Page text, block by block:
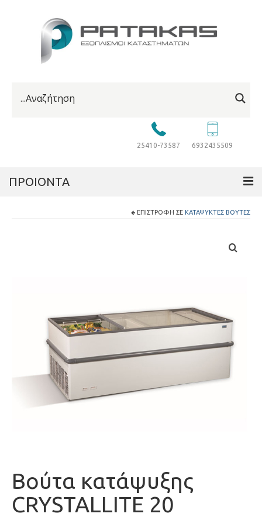
25410-73587 6932435509
ΠΡΟΙΟΝΤΑ
ΕΠΙΣΤΡΟΦΉ ΣΕ ΚΑΤΑΨΎΚΤΕΣ ΒΟΎΤΕΣ
Βούτα κατάψυξης
CRYSTALLITE 20